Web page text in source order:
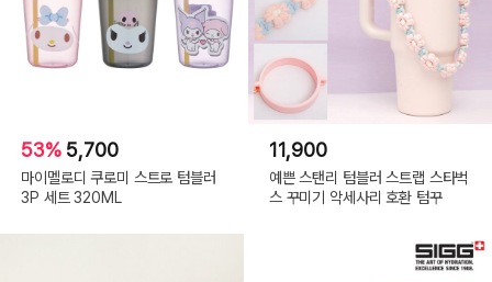
53% 5,700
마이멜로디 쿠로미 스트로 텀블러
3P 세트 320ML
11,900
예쁜 스탠리 텀블러 스트랩 스타벅
스 꾸미기 악세사리 호환 텀꾸